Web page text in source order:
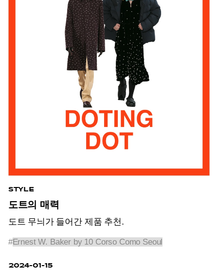
STYLE
도트의 매력
도트 무늬가 들어간 제품 추천.
#Ernest W. Baker by 10 Corso Como Seoul
2024-01-15